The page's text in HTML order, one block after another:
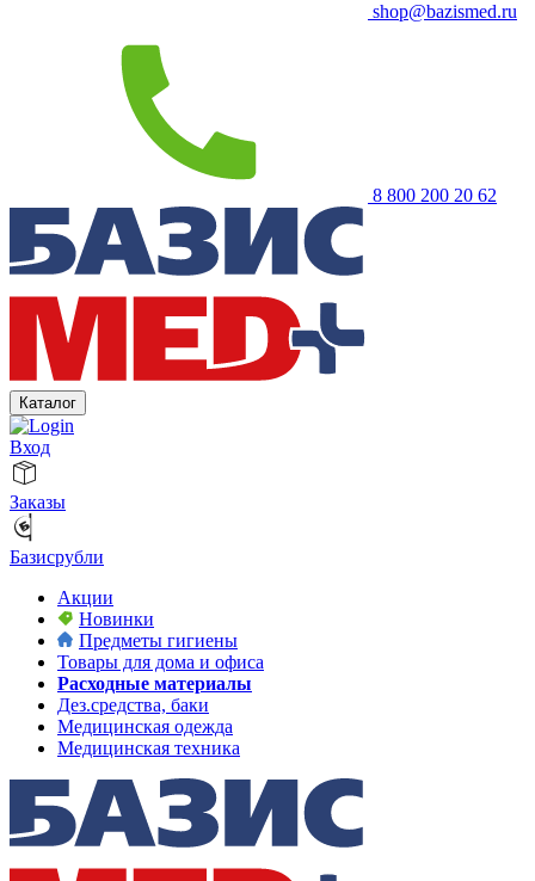
shop@bazismed.ru
8 800 200 20 62
Каталог
Вход
Заказы
Базисрубли
Акции
Новинки
Предметы гигиены
Товары для дома и офиса
Расходные материалы
Дез.средства, баки
Медицинская одежда
Медицинская техника